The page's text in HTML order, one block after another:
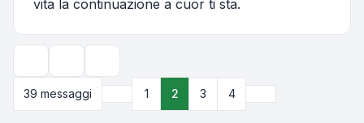
vita la continuazione a cuor ti sta.
39 messaggi
Precedente
1 2 3 4